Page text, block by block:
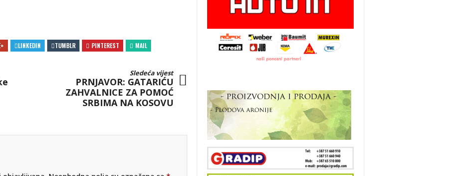
LINKEDIN TUMBLR PINTEREST MAIL
Sledeća vijest
PRNJAVOR: GATARIĆU
ZAHVALNICE ZA POMOĆ
SRBIMA NA KOSOVU